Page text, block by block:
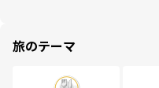
旅のテーマ